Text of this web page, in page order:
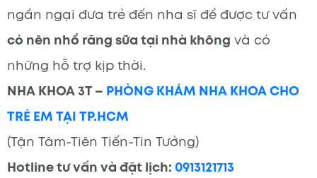
ngần ngại đưa trẻ đến nha sĩ để được tư vấn
có nên nhổ răng sữa tại nhà không và có
những hỗ trợ kịp thời.
NHA KHOA 3T – PHÒNG KHÁM NHA KHOA CHO
TRẺ EM TẠI TP.HCM
(Tận Tâm-Tiên Tiến-Tin Tưởng)
Hotline tư vấn và đặt lịch:0913121713